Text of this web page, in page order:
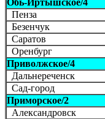
Обь-Иртышское/4
Пенза
Безенчук
Саратов
Оренбург
Приволжское/4
Дальнереченск
Сад-город
Приморское/2
Александровск